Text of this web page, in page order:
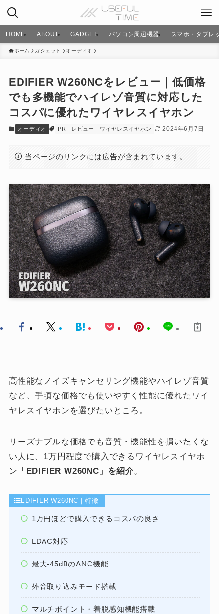
HOME ABOUT GADGET パソコン周辺機器 スマホ・タブレ
ホーム ガジェット オーディオ
EDIFIER W260NCをレビュー｜低価格
でも多機能でハイレゾ音質に対応した
コスパに優れたワイヤレスイヤホン
オーディオ PR レビュー ワイヤレスイヤホン 2024年6月7日
当ページのリンクには広告が含まれています。
高性能なノイズキャンセリング機能やハイレゾ音質
など、手頃な価格でも使いやすく性能に優れたワイ
ヤレスイヤホンを選びたいところ。
リーズナブルな価格でも音質・機能性を損いたくな
い人に、1万円程度で購入できるワイヤレスイヤホ
ン 「EDIFIER W260NC」を紹介。
EDIFIER W260NC｜特徴
1万円ほどで購入できるコスパの良さ
LDAC対応
最大-45dBのANC機能
外音取り込みモード搭載
マルチポイント・着脱感知機能搭載